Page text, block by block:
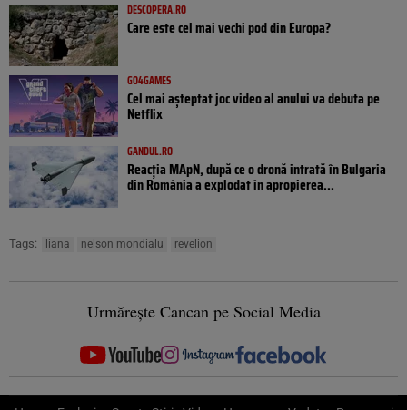
DESCOPERA.RO
Care este cel mai vechi pod din Europa?
GO4GAMES
Cel mai așteptat joc video al anului va debuta pe
Netflix
GANDUL.RO
Reacția MApN, după ce o dronă intrată în Bulgaria
din România a explodat în apropierea...
Tags: liana nelson mondialu revelion
Urmărește Cancan pe Social Media